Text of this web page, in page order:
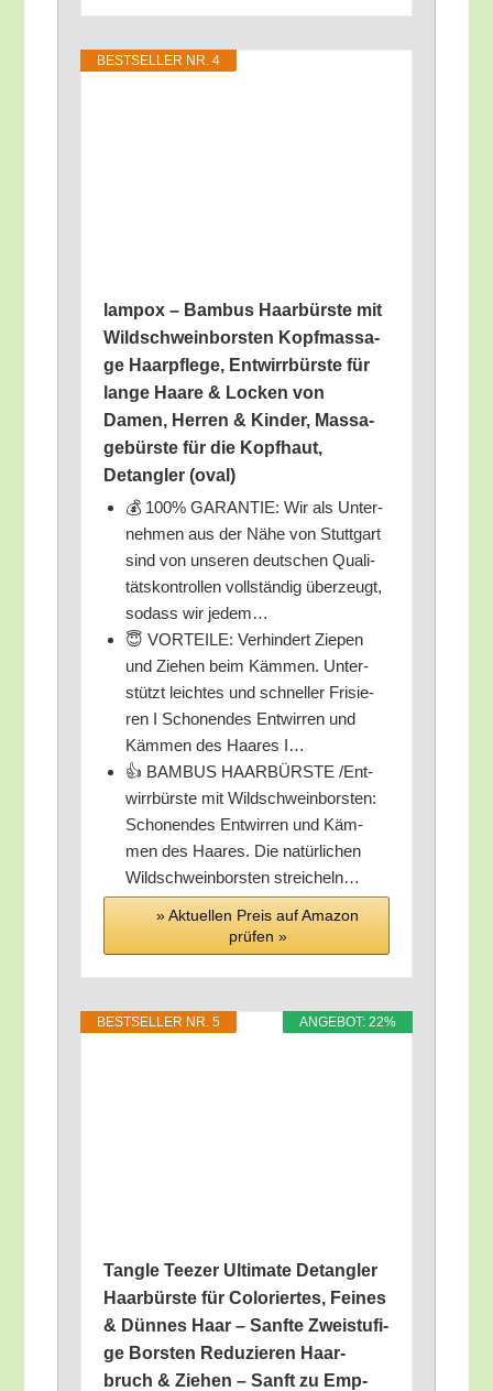
BEST­SEL­LER NR. 4
lam­pox – Bam­bus Haar­bürs­te mit
Wild­schwein­bors­ten Kopf­mas­sa­
ge Haar­pfle­ge, Ent­wirr­bürs­te für
lan­ge Haa­re & Locken von
Damen, Her­ren & Kin­der, Mas­sa­
ge­bürs­te für die Kopf­haut,
Detang­ler (oval)
💰 100% GARANTIE: Wir als Unter­
neh­men aus der Nähe von Stutt­gart
sind von unse­ren deut­schen Qua­li­
täts­kon­trol­len voll­stän­dig über­zeugt,
sodass wir jedem…
😇 VORTEILE: Ver­hin­dert Zie­pen
und Zie­hen beim Käm­men. Unter­
stützt leich­tes und schnel­ler Fri­sie­
ren I Scho­nen­des Ent­wir­ren und
Käm­men des Haa­res I…
👍 BAMBUS HAARBÜRSTE /​Ent­
wirr­bürs­te mit Wild­schwein­bors­ten:
Scho­nen­des Ent­wir­ren und Käm­
men des Haa­res. Die natür­li­chen
Wild­schwein­bors­ten streicheln…
» Aktu­el­len Preis auf Ama­zon
prü­fen »
ANGE­BOT: 22%
BEST­SEL­LER NR. 5
Tang­le Tee­zer Ulti­ma­te Detang­ler
Haar­bürs­te für Colo­rier­tes, Fei­nes
& Dün­nes Haar – Sanf­te Zwei­stu­fi­
ge Bors­ten Redu­zie­ren Haar­
bruch & Zie­hen – Sanft zu Emp­